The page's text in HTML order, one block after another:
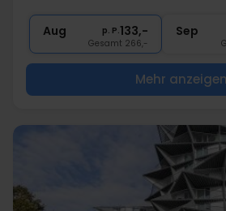
∞ Zentrale Lage
Aug p. P.133,-
Gesamt 266,-
Sep
Mehr anzeigen